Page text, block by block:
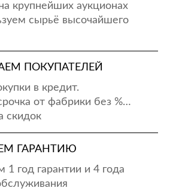
крупнейших аукционах
сырьё высочайшего
ПОКУПАТЕЛЕЙ
в кредит.
от фабрики без %…
скидок
ГАРАНТИЮ
1 год гарантии и 4 года